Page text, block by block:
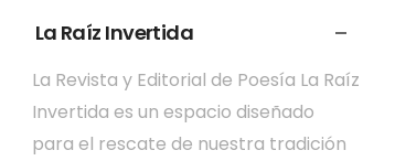
La Raíz Invertida
La Revista y Editorial de Poesía La Raíz
Invertida es un espacio diseñado
para el rescate de nuestra tradición